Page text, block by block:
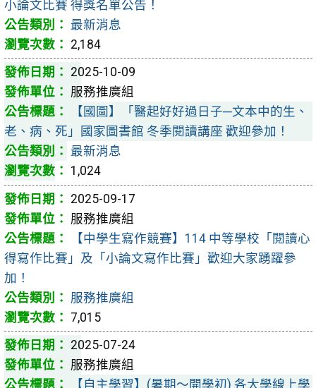
小論文比賽 得獎名單公告！
最新消息
2,184
2025-10-09
服務推廣組
【國圖】「醫起好好過日子─文本中的生、
老、病、死」國家圖書館 冬季閱讀講座 歡迎參加！
最新消息
1,024
2025-09-17
服務推廣組
【中學生寫作競賽】114 中等學校「閱讀心
得寫作比賽」及「小論文寫作比賽」歡迎大家踴躍參
加！
服務推廣組
7,015
2025-07-24
服務推廣組
【自主學習】(暑期～開學初) 各大學線上學